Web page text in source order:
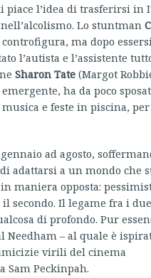
piace l’idea di trasferirsi in
Lo stuntman
ma dopo
l’autista e l’assistente
Sharon Tate(Margot
ha da poco
e feste in piscina,
ad agosto,
adattarsi a un mondo che
maniera opposta:
secondo. Il legame fra i
di profondo. Pur
Needham – al quale è
virili del cinema
Sam Peckinpah.